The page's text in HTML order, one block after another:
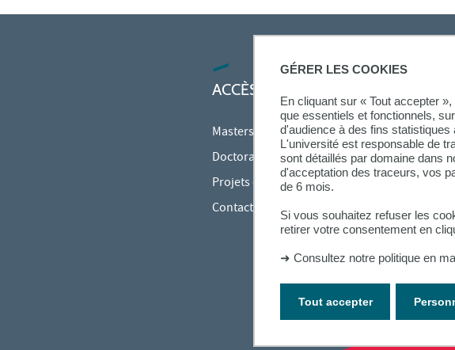
GÉRER LES COOKIES
En cliquant sur « Tout accepter
que essentiels et fonctionnels,
d'audience à des fins
L'université est responsable de
sont détaillés par domaine dans
d'acceptation des traceurs, vos
de 6 mois.
Si vous souhaitez refuser les
retirer votre consentement en
➜ Consultez notre politique en
Tout accepter
ACCÈS RAPIDES
Masters
Doctorats
Projets et recherche
Contact